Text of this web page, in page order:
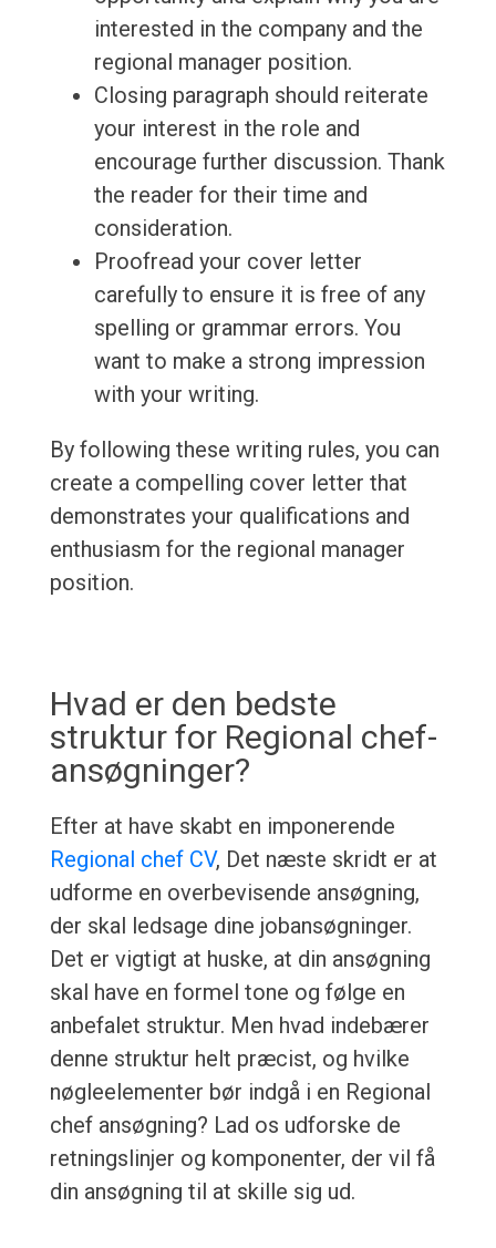
interested in the company and the
regional manager position.
Closing paragraph should reiterate
your interest in the role and
encourage further discussion. Thank
the reader for their time and
consideration.
Proofread your cover letter
carefully to ensure it is free of any
spelling or grammar errors. You
want to make a strong impression
with your writing.
By following these writing rules, you can
create a compelling cover letter that
demonstrates your qualifications and
enthusiasm for the regional manager
position.
Hvad er den bedste
struktur for Regional chef-
ansøgninger?
Efter at have skabt en imponerende
Regional chef CV, Det næste skridt er at
udforme en overbevisende ansøgning,
der skal ledsage dine jobansøgninger.
Det er vigtigt at huske, at din ansøgning
skal have en formel tone og følge en
anbefalet struktur. Men hvad indebærer
denne struktur helt præcist, og hvilke
nøgleelementer bør indgå i en Regional
chef ansøgning? Lad os udforske de
retningslinjer og komponenter, der vil få
din ansøgning til at skille sig ud.